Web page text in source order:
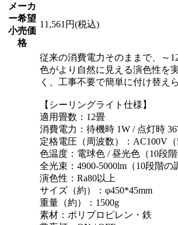
メーカ
ー希望
小売価
格
11,561円(税込)
従来の消費電力そのままで、～
色がより自然に見える演色性を
く、工事不要で簡単に付け替え
【シーリングライト仕様】
適用畳数：12畳
消費電力：待機時 1W / 点灯時
定格電圧（周波数）：AC100V（
色温度：電球色 / 昼光色（10段階
全光束：4900-5000lm（10段階の
演色性：Ra80以上
サイズ（約）：φ450*45mm
重量（約）：1500g
素材：ポリプロピレン・鉄